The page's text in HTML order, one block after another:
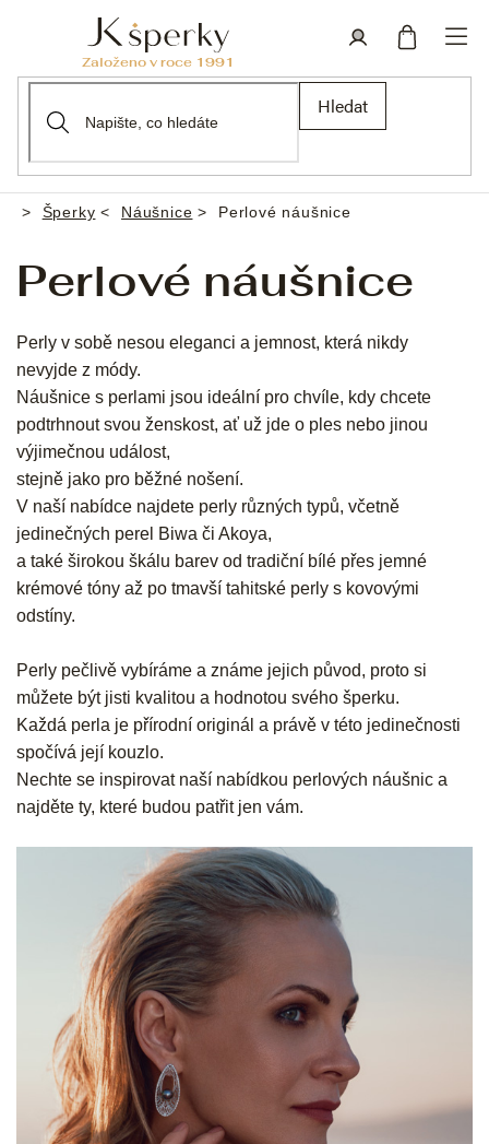
Hledat
Domů
Šperky Náušnice Perlové náušnice
Perlové náušnice
Perly v sobě nesou eleganci a jemnost, která nikdy
nevyjde z módy.
Náušnice s perlami jsou ideální pro chvíle, kdy chcete
podtrhnout svou ženskost, ať už jde o ples nebo jinou
výjimečnou událost,
stejně jako pro běžné nošení.
V naší nabídce najdete perly různých typů, včetně
jedinečných perel Biwa či Akoya,
a také širokou škálu barev od tradiční bílé přes jemné
krémové tóny až po tmavší tahitské perly s kovovými
odstíny.
Perly pečlivě vybíráme a známe jejich původ, proto si
můžete být jisti kvalitou a hodnotou svého šperku.
Každá perla je přírodní originál a právě v této jedinečnosti
spočívá její kouzlo.
Nechte se inspirovat naší nabídkou perlových náušnic a
najděte ty, které budou patřit jen vám.